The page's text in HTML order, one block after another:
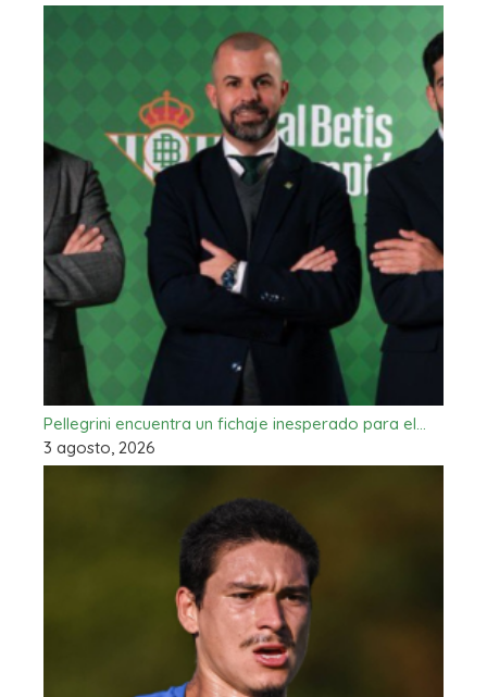
Pellegrini encuentra un fichaje inesperado para el…
3 agosto, 2026